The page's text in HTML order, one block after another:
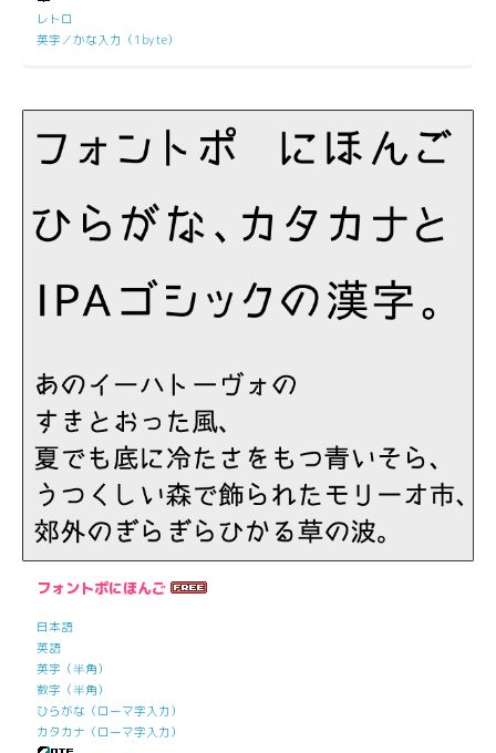
レトロ
英字／かな入力（1byte）
フォントポにほんご
日本語
英語
英字（半角）
数字（半角）
ひらがな（ローマ字入力）
カタカナ（ローマ字入力）